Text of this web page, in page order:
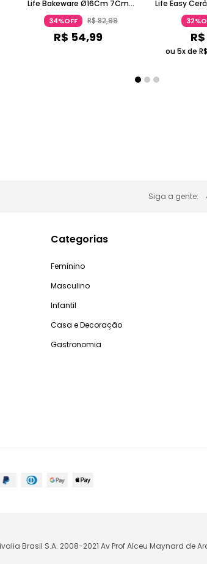
Life Bakeware Ø16Cm 7Cm
Alumínio Vanilla
34%OFF R$82,99
R$ 54,99
Life Easy
R$
ou 5x de R$
Siga a gente:
Categorias
Feminino
Masculino
Infantil
Casa e Decoração
Gastronomia
Brasil S.A. 2008-2021 Av Prof Alceu Maynard de